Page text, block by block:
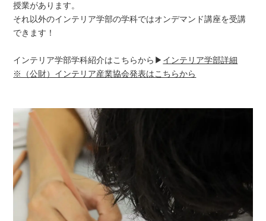
授業があります。
それ以外のインテリア学部の学科ではオンデマンド講座を受講
できます！
インテリア学部学科紹介はこちらから▶ インテリア学部詳細
※（公財）インテリア産業協会発表はこちらから